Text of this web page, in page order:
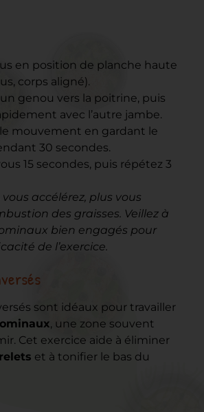
en position de planche haute
corps aligné).
genou vers la poitrine, puis
avec l’autre jambe.
mouvement en gardant le
30 secondes.
15 secondes, puis répétez 3
vous accélérez, plus vous
des graisses. Veillez à
bien engagés pour
de l’exercice.
sont idéaux pour travailler
, une zone souvent
Cet exercice aide à éliminer
et à tonifier le bas du